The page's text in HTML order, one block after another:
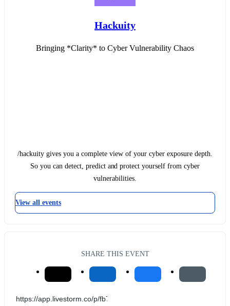
Hackuity
Bringing *Clarity* to Cyber Vulnerability Chaos
/hackuity gives you a complete view of your cyber exposure depth.
So you can detect, predict and protect yourself from cyber
vulnerabilities.
View all events
SHARE THIS EVENT